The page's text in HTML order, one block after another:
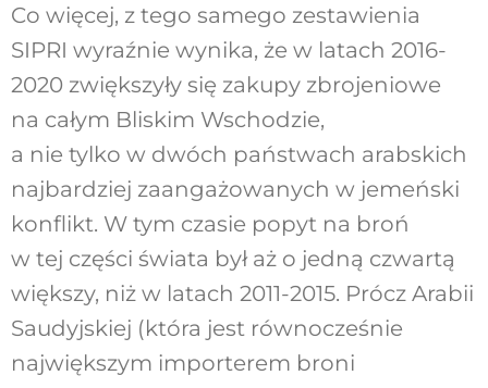
Co więcej, z tego samego zestawienia
SIPRI wyraźnie wynika, że w latach 2016-
2020 zwiększyły się zakupy zbrojeniowe
na całym Bliskim Wschodzie,
a nie tylko w dwóch państwach arabskich
najbardziej zaangażowanych w jemeński
konflikt. W tym czasie popyt na broń
w tej części świata był aż o jedną czwartą
większy, niż w latach 2011-2015. Prócz Arabii
Saudyjskiej (która jest równocześnie
największym importerem broni